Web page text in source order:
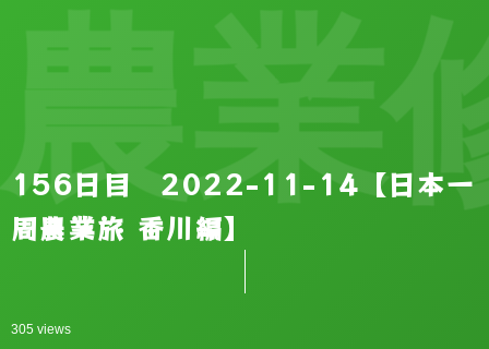
156日目 2022-11-14【日本一
周農業旅 香川編】
305 views
業